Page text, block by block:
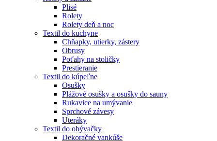
Plisé
Rolety
Rolety deň a noc
Textil do kuchyne
Chňapky, utierky, zástery
Obrusy
Poťahy na stoličky
Prestieranie
Textil do kúpeľne
Osušky
Plážové osušky a osušky do sauny
Rukavice na umývanie
Sprchové závesy
Uteráky
Textil do obývačky
Dekoračné vankúše